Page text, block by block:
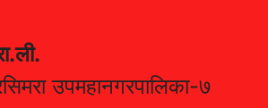
उपमहानगरपालिका-७